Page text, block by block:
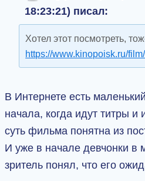
18:23:21) писал:
Хотел этот посмотреть,
https://www.kinopoisk.ru/
В Интернете есть
начала, когда идут титры и
суть фильма понятна из
И уже в начале девчонки в
зритель понял, что его